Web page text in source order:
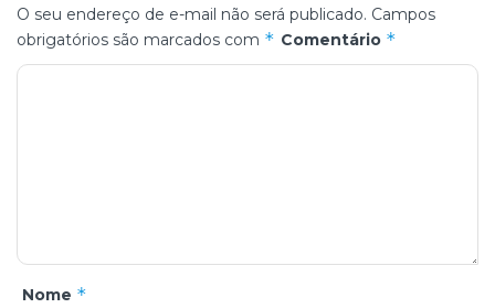
O seu endereço de e-mail não será publicado. Campos
obrigatórios são marcados com * Comentário *
Nome *